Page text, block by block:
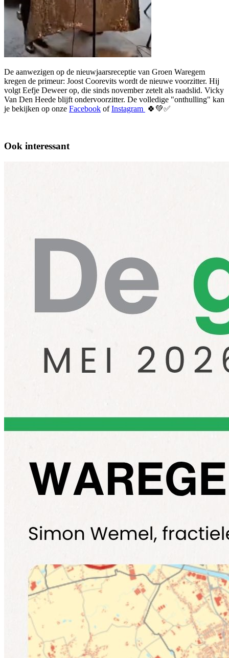
De aanwezigen op de nieuwjaarsreceptie van Groen Waregem
kregen de primeur: Joost Coorevits wordt de nieuwe voorzitter. Hij
volgt Eefje Deweer op, die sinds november zetelt als raadslid. Vicky
Van Den Heede blijft ondervoorzitter. De volledige "onthulling" kan
je bekijken op onze Facebook ofInstagram 🍀💚✅
Ook interessant